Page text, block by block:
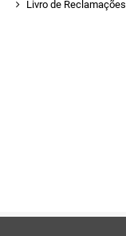
Livro de Reclamações